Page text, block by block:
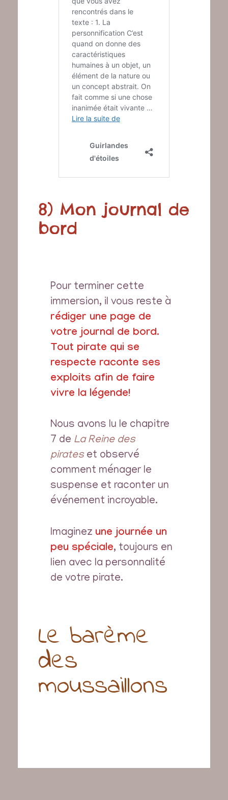
8) Mon journal de
bord
Pour terminer cette
immersion, il vous reste à
rédiger une page de
votre journal de bord.
Tout pirate qui se
respecte raconte ses
exploits afin de faire
vivre la légende!
Nous avons lu le chapitre
7 de La Reine des
pirateset observé
comment ménager le
suspense et raconter un
événement incroyable.
Imaginez une journée un
peu spéciale, toujours en
lien avec la personnalité
de votre pirate.
Le barème
des
moussaillons